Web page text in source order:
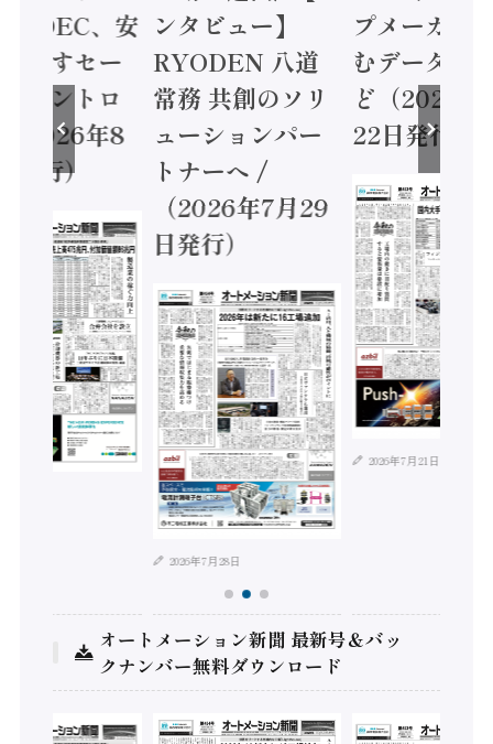
/ IDEC、安
かすセー
コントロ
2026年8
発行）
ンタビュー】
RYODEN 八道
常務 共創のソリ
ューションパー
トナーへ /
（2026年7月29
日発行）
2026年7月28日
プメーカー
むデータ活
ど（2026年
22日発行）
2026年7月21日
オートメーション新聞 最新号＆バッ
クナンバー無料ダウンロード